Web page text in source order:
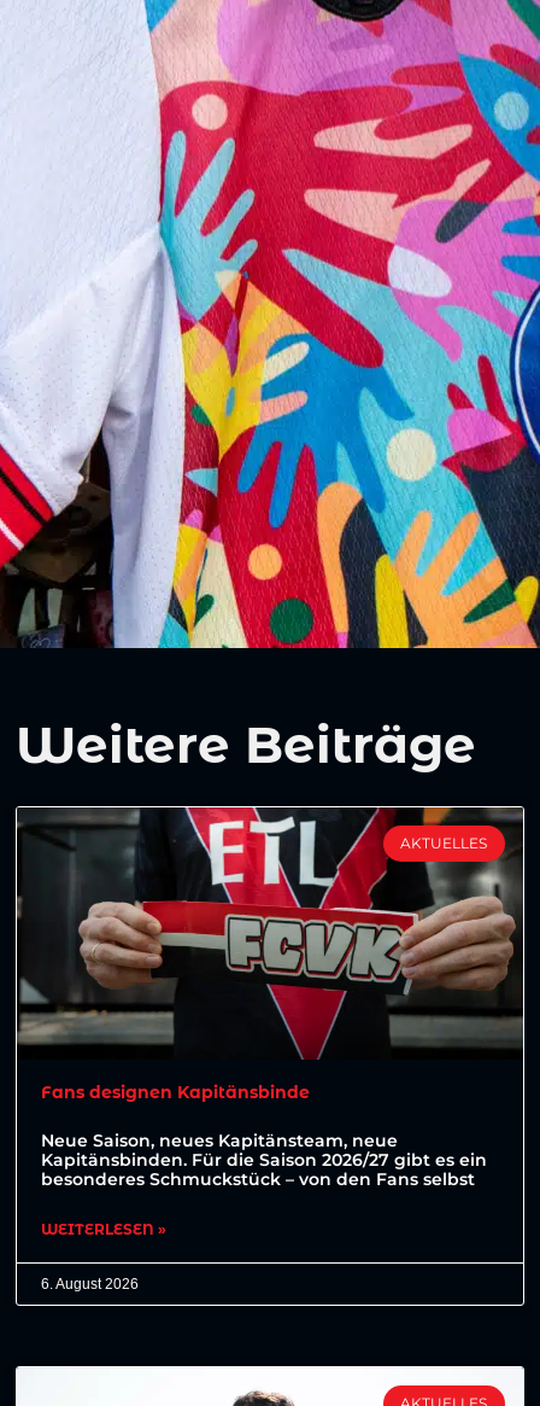
Weitere Beiträge
AKTUELLES
Fans designen Kapitänsbinde
Neue Saison, neues Kapitänsteam, neue
Kapitänsbinden. Für die Saison 2026/27 gibt es ein
besonderes Schmuckstück – von den Fans selbst
WEITERLESEN »
6. August 2026